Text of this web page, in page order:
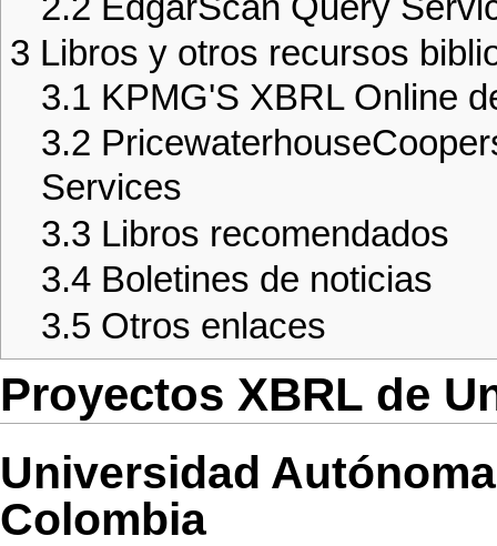
3 Libros y otros recursos
3.1 KPMG'S XBRL Online
3.2
Services
3.3 Libros recomendados
3.4 Boletines de noticias
3.5 Otros enlaces
Proyectos XBRL de
Universidad
Colombia